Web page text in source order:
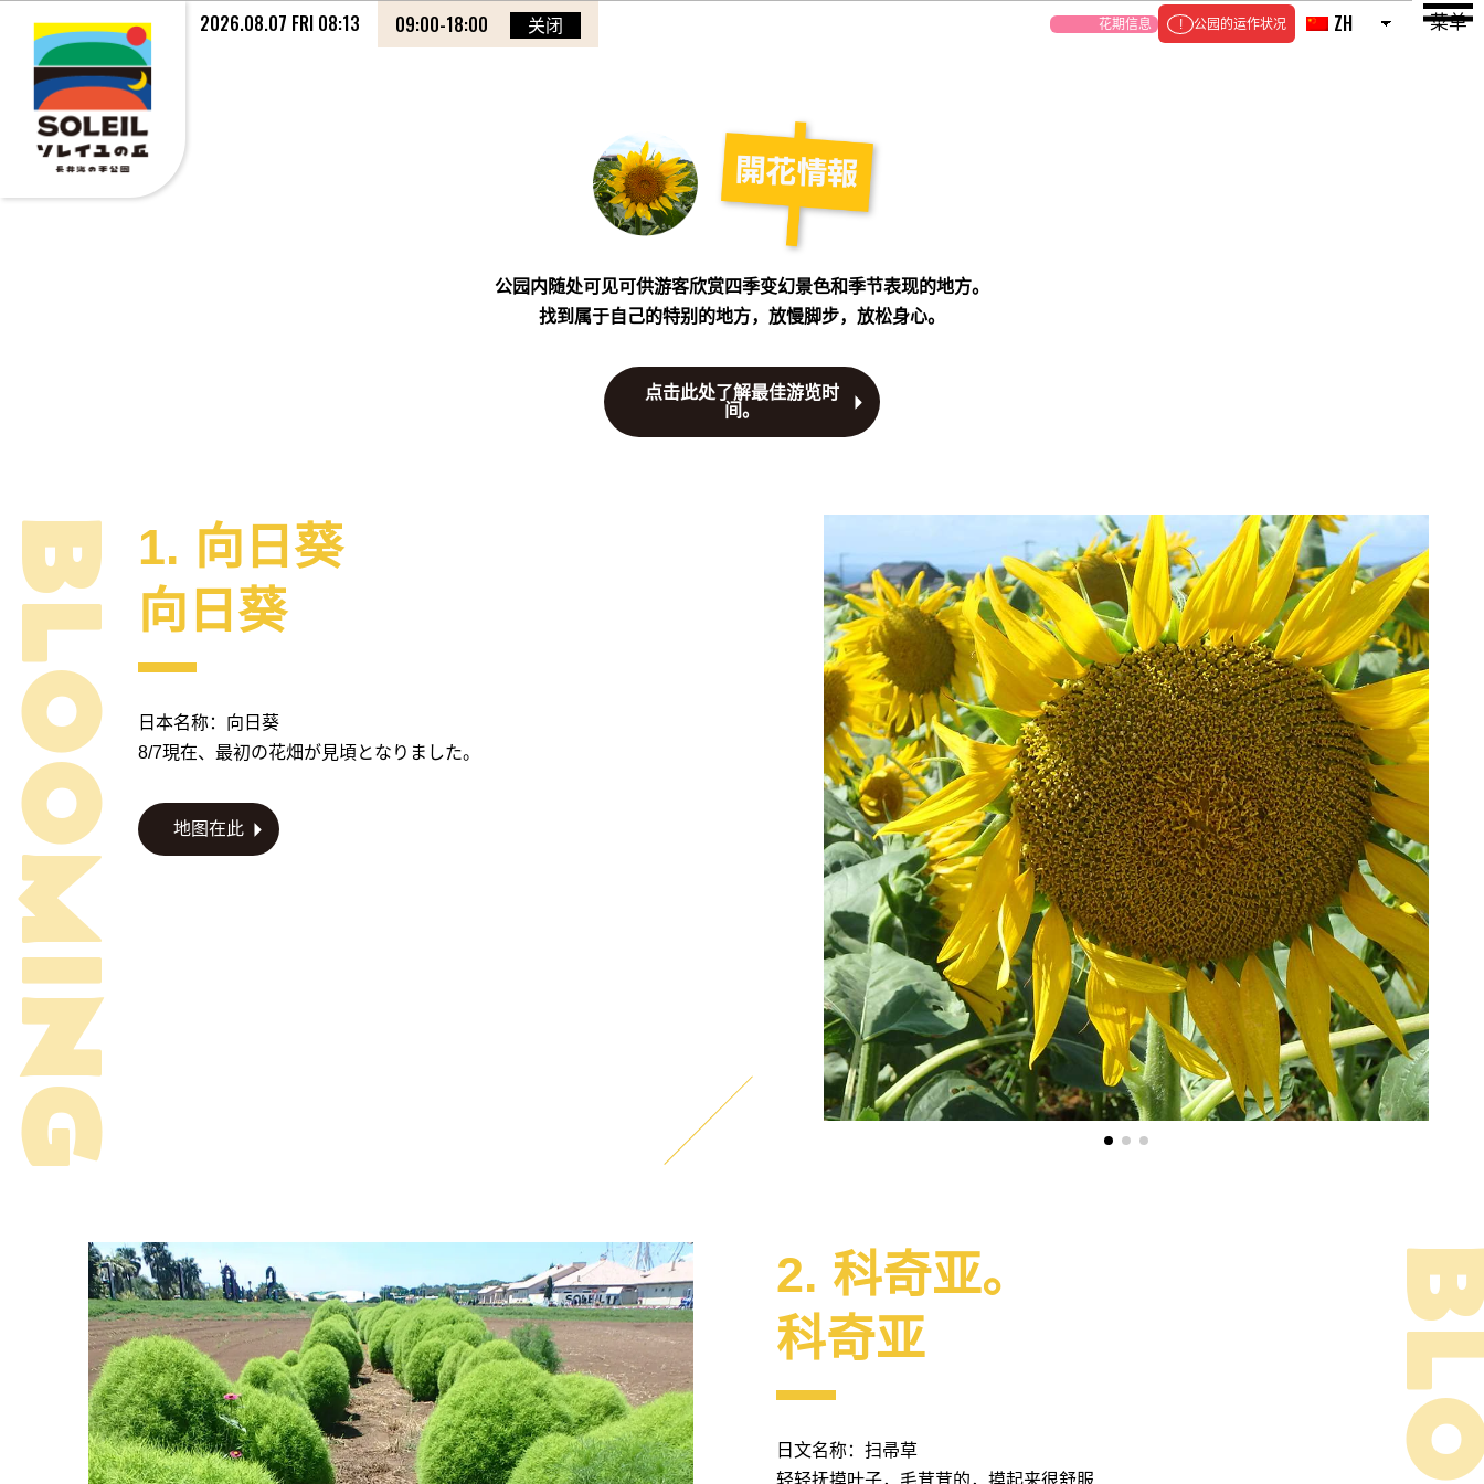
2026.08.07 FRI 08:13 09:00-18:00 关闭 花期信息 公园的运作状况 ZH 菜单
公园内随处可见可供游客欣赏四季变幻景色和季节表现的地方。
找到属于自己的特别的地方，放慢脚步，放松身心。
点击此处了解最佳游览时
间。
1. 向日葵
向日葵
日本名称：向日葵
8/7現在、最初の花畑が見頃となりました。
地图在此
2. 科奇亚。
科奇亚
日文名称：扫帚草